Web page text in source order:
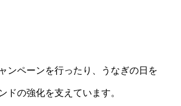
ンペーンを行ったり、うなぎの日を
の強化を支えています。